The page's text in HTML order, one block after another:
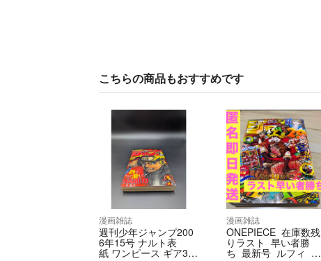
こちらの商品もおすすめです
漫画雑誌
週刊少年ジャンプ200
6年15号 ナルト表
紙 ワンピース ギア3初
漫画雑誌
ONEPIECE 在庫数残
りラスト 早い者勝
ち 最新号 ルフィ 29